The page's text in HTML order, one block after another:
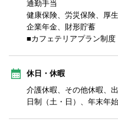
通勤手当
健康保険、労災保険、厚
企業年金、財形貯蓄
■カフェテリアプラン制
休日・休暇
介護休暇、その他休暇、
日制（土・日）、年末年